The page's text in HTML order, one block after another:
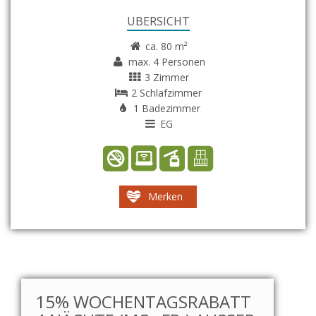
ÜBERSICHT
ca. 80 m²
max. 4 Personen
3 Zimmer
2 Schlafzimmer
1 Badezimmer
EG
Merken
15% WOCHENTAGSRABATT